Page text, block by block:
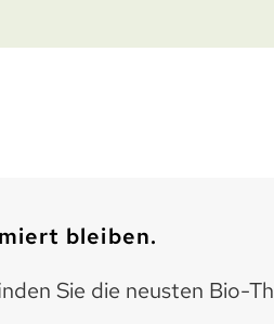
bleiben.
Sie die neusten Bio-